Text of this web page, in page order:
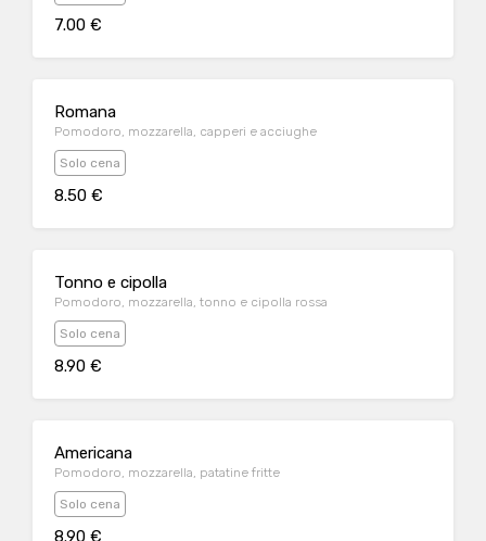
7.00 €
Romana
Pomodoro, mozzarella, capperi e acciughe
Solo cena
8.50 €
Tonno e cipolla
Pomodoro, mozzarella, tonno e cipolla rossa
Solo cena
8.90 €
Americana
Pomodoro, mozzarella, patatine fritte
Solo cena
8.90 €